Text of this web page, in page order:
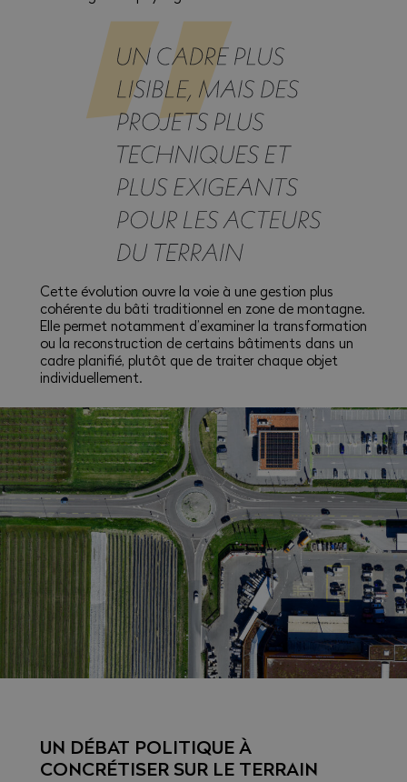
Cette évolution ouvre la voie à une gestion plus
cohérente du bâti traditionnel en zone de montagne.
Elle permet notamment d’examiner la transformation
ou la reconstruction de certains bâtiments dans un
cadre planifié, plutôt que de traiter chaque objet
individuellement.
UN DÉBAT POLITIQUE À
CONCRÉTISER SUR LE TERRAIN